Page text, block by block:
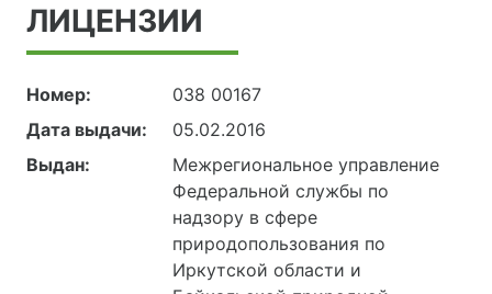
ЛИЦЕНЗИИ
Номер:
038 00167
Дата выдачи:
05.02.2016
Выдан:
Межрегиональное управление
Федеральной службы по
надзору в сфере
природопользования по
Иркутской области и